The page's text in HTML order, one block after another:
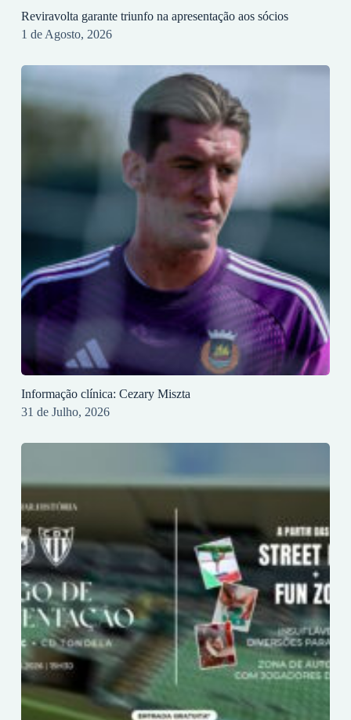
Reviravolta garante triunfo na apresentação aos sócios
1 de Agosto, 2026
Informação clínica: Cezary Miszta
31 de Julho, 2026